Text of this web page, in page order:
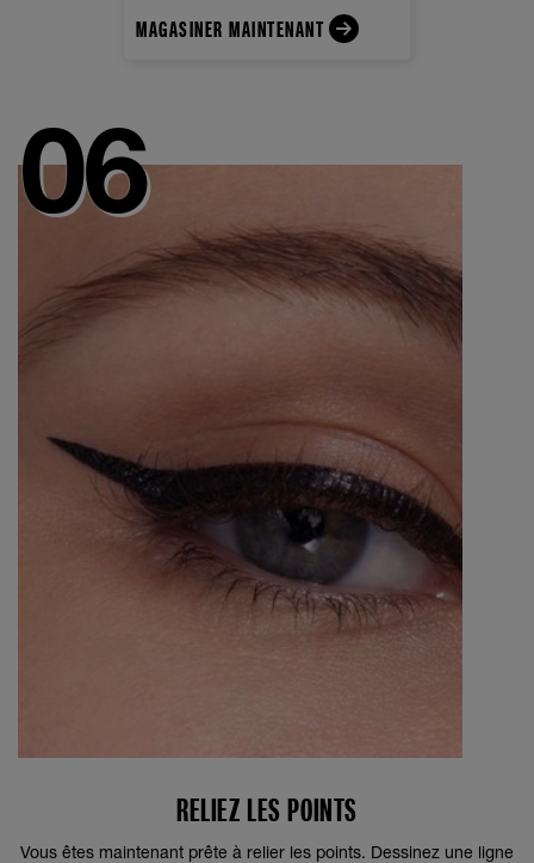
MAGASINER MAINTENANT
RELIEZ LES POINTS
Vous êtes maintenant prête à relier les points. Dessinez une ligne